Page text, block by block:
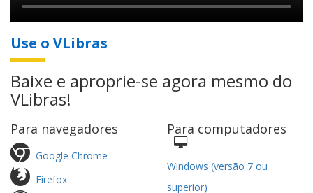
Use o VLibras
Baixe e aproprie-se agora mesmo do
VLibras!
Para navegadores
Google Chrome
Firefox
Para computadores
Windows (versão 7 ou
superior)